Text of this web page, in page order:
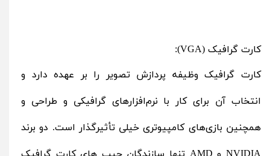
کارت گرافیک (VGA):
کارت گرافیک وظیفه پردازش تصویر را بر عهده دارد و
انتخاب آن برای کار با نرم‌افزارهای گرافیکی و طراحی و
همچنین بازی‌های کامپیوتری خیلی تأثیرگذار است. دو برند